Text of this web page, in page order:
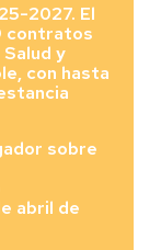
2027. El
contratos
y
con hasta
sobre
abril de